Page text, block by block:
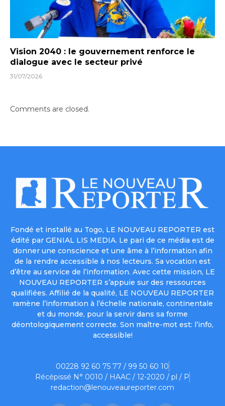
Vision 2040 : le gouvernement renforce le
dialogue avec le secteur privé
31/07/2026
Comments are closed.
Fondé et installé au Togo, LE NOUVEAU REPORTER est
édité par GENIAL LIS MEDIA. Le pari de ce média est de
donner une conscience et une âme à l’information afin
de la rendre accessible à nos lecteurs. Sa vocation est
d’être au service de l’information. Avec cette mission, LE
NOUVEAU REPORTER s’appuie sur des ressources
qualifiées. Affilié de la qualité, LE NOUVEAU REPORTER
ramène l’information à l’échelle nationale, continentale
et du monde, pour la servir dans sa forme
déontologiquement correcte. Son maître-mot est: l’info,
accessible!
00228 92 60 75 77 / 99 50 60 10
Récépissé N° 0010 / HAAC / 12-2020 / pl / P
redaction@lenouveaureporter.com